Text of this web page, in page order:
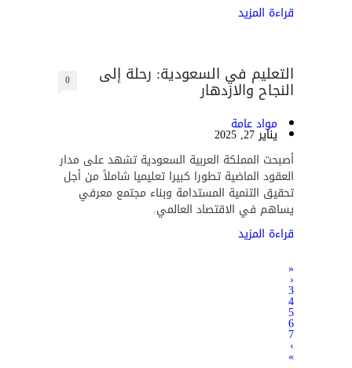
قراءة المزيد
التعليم في السعودية: رحلة إلى
النجاح والازدهار 0
مواد عامة
يناير 27, 2025
أصبحت المملكة العربية السعودية تشهد على مدار
العقود الماضية تطورا كبيرا تعليميا شاملاً من أجل
تحقيق التنمية المستدامة وبناء مجتمع معرفي
يساهم في الاقتصاد العالمي.
قراءة المزيد
«
‹
3
4
5
6
7
›
»